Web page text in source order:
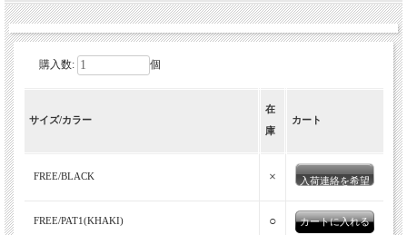
した大容量マザーズバッグ。甘すぎない
デザイン・素材感はお父さんが持っても
お洒落にまとまる。
購入数: 個
サイズ/カラー
在
庫
カート
FREE/BLACK × 入荷連絡を希望
FREE/PAT1(KHAKI) ○